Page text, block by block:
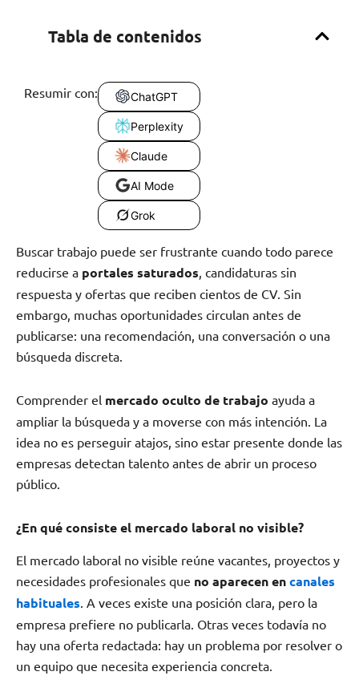
Tabla de contenidos
Resumir con: ChatGPT
Perplexity
Claude
AI Mode
Grok
Buscar trabajo puede ser frustrante cuando todo parece
reducirse a portales saturados , candidaturas sin
respuesta y ofertas que reciben cientos de CV. Sin
embargo, muchas oportunidades circulan antes de
publicarse: una recomendación, una conversación o una
búsqueda discreta.
Comprender el mercado oculto de trabajo ayuda a
ampliar la búsqueda y a moverse con más intención. La
idea no es perseguir atajos, sino estar presente donde las
empresas detectan talento antes de abrir un proceso
público.
¿En qué consiste el mercado laboral no visible?
El mercado laboral no visible reúne vacantes, proyectos y
necesidades profesionales que no aparecen encanales
habituales. A veces existe una posición clara, pero la
empresa prefiere no publicarla. Otras veces todavía no
hay una oferta redactada: hay un problema por resolver o
un equipo que necesita experiencia concreta.